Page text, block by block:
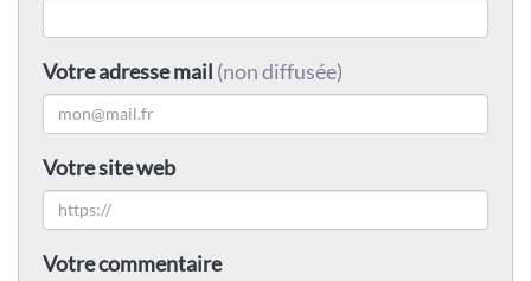
Votre adresse mail (non diffusée)
Votre site web
Votre commentaire